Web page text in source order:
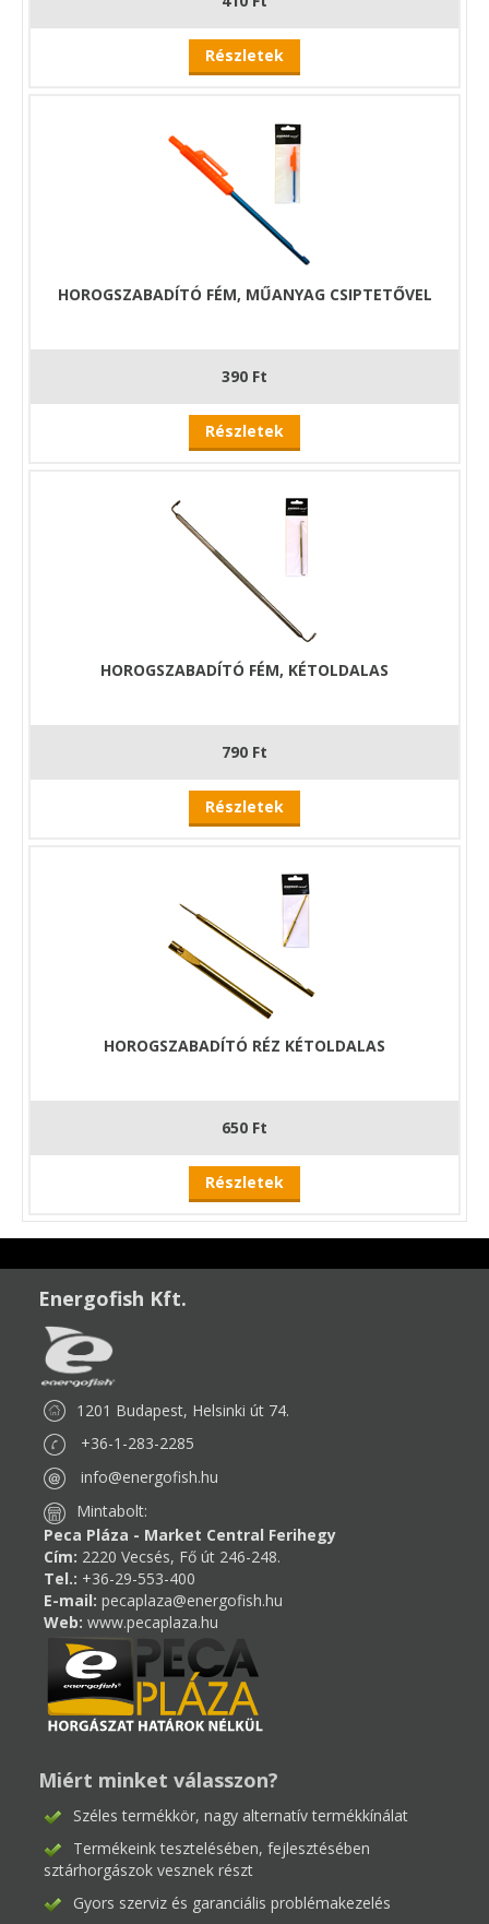
Részletek
HOROGSZABADÍTÓ FÉM, MŰANYAG CSIPTETŐVEL
390 Ft
Részletek
HOROGSZABADÍTÓ FÉM, KÉTOLDALAS
790 Ft
Részletek
HOROGSZABADÍTÓ RÉZ KÉTOLDALAS
650 Ft
Részletek
Energofish Kft.
1201 Budapest, Helsinki út 74.
+36-1-283-2285
info@energofish.hu
Mintabolt:
Peca Pláza - Market Central Ferihegy
Cím: 2220 Vecsés, Fő út 246-248.
Tel.: +36-29-553-400
E-mail: pecaplaza@energofish.hu
Web: www.pecaplaza.hu
Miért minket válasszon?
Széles termékkör, nagy alternatív termékkínálat
Termékeink tesztelésében, fejlesztésében
sztárhorgászok vesznek részt
Gyors szerviz és garanciális problémakezelés